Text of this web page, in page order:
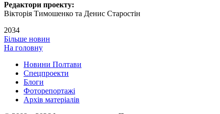
Редактори проекту:
Вікторія Тимошенко та Денис Старостін
2034
Більше новин
На головну
Новини Полтави
Спецпроекти
Блоги
Фоторепортажі
Архів матеріалів